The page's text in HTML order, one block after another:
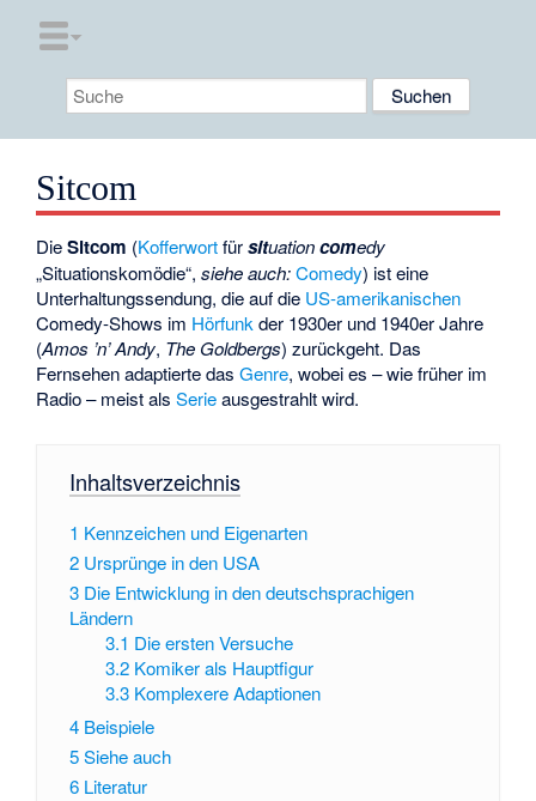
Sitcom
DieSitcom (Kofferwortfürsituationcomedy
„Situationskomödie“,siehe auch: Comedy) ist eine
Unterhaltungssendung, die auf die US-amerikanischen
Comedy-Shows im Hörfunkder 1930er und 1940er Jahre
(Amos ’n’ Andy, The Goldbergs) zurückgeht. Das
Fernsehen adaptierte dasGenre, wobei es – wie früher im
Radio – meist alsSerieausgestrahlt wird.
Inhaltsverzeichnis
1 Kennzeichen und Eigenarten
2 Ursprünge in den USA
3 Die Entwicklung in den deutschsprachigen
Ländern
3.1 Die ersten Versuche
3.2 Komiker als Hauptfigur
3.3 Komplexere Adaptionen
4 Beispiele
5Siehe auch
6 Literatur